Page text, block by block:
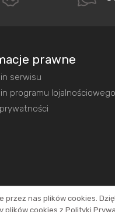
prawne
serwisu
programu lojalnościowego
nas plików cookies.
plików cookies z Polityki